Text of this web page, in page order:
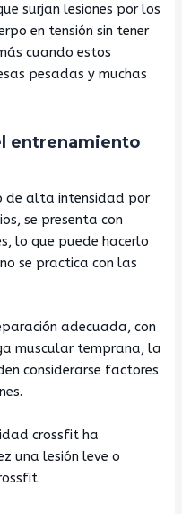
surjan lesiones por los
en tensión sin tener
cuando estos
pesadas y muchas
entrenamiento
de alta intensidad por
se presenta con
lo que puede hacerlo
se practica con las
adecuada, con
muscular temprana, la
considerarse factores
crossfit ha
una lesión leve o